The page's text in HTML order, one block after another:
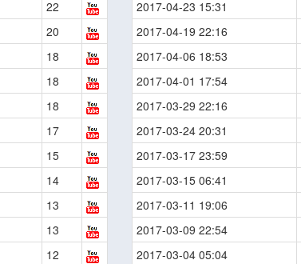
22
20
18
18
18
17
15
14
13
13
12
2017-04-23 15:31
2017-04-19 22:16
2017-04-06 18:53
2017-04-01 17:54
2017-03-29 22:16
2017-03-24 20:31
2017-03-17 23:59
2017-03-15 06:41
2017-03-11 19:06
2017-03-09 22:54
2017-03-04 05:04